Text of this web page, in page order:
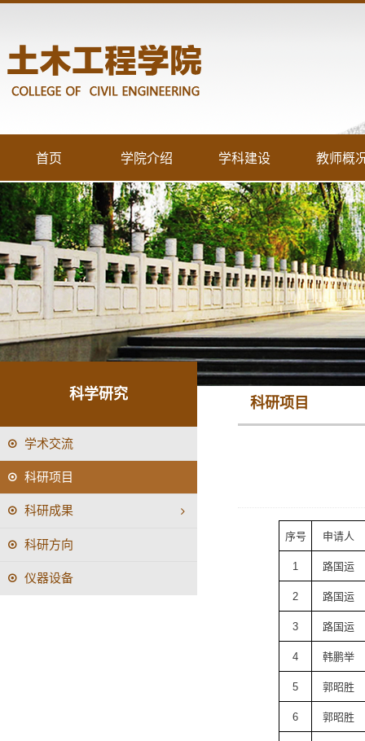
首页 学院介绍 学科建设 教师概
科学研究
学术交流
科研项目
科研成果
科研方向
仪器设备
科研项目
序号 申请人
1 路国运
2 路国运
3 路国运
4 韩鹏举
5 郭昭胜
6 郭昭胜